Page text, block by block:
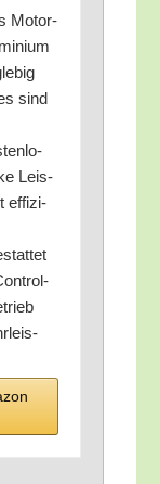
Motor­
sind
Leis­
effi­zi­